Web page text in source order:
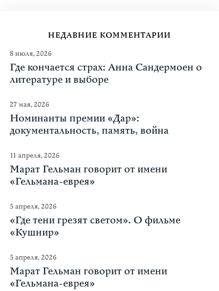
НЕДАВНИЕ КОММЕНТАРИИ
8 июля, 2026
Где кончается страх: Анна Сандермоен о
литературе и выборе
27 мая, 2026
Номинанты премии «Дар»:
документальность, память, война
11 апреля, 2026
Марат Гельман говорит от имени
«Гельмана-еврея»
5 апреля, 2026
«Где тени грезят светом». О фильме
«Кушнир»
5 апреля, 2026
Марат Гельман говорит от имени
«Гельмана-еврея»